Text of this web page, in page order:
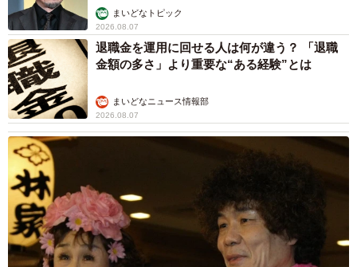
まいどなトピック
2026.08.07
退職金を運用に回せる人は何が違う？ 「退職
金額の多さ」より重要な“ある経験”とは
まいどなニュース情報部
2026.08.07